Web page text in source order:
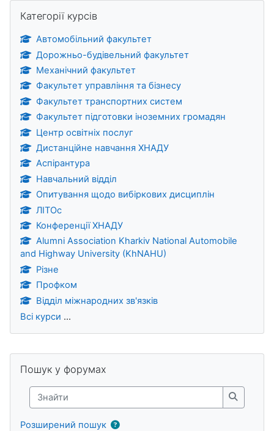
Категорії курсів
Автомобільний факультет
Дорожньо-будівельний факультет
Механічний факультет
Факультет управління та бізнесу
Факультет транспортних систем
Факультет підготовки іноземних громадян
Центр освітніх послуг
Дистанційне навчання ХНАДУ
Аспірантура
Навчальний відділ
Опитування щодо вибіркових дисциплін
ЛІТОс
Конференції ХНАДУ
Alumni Association Kharkiv National Automobile
and Highway University (KhNAHU)
Різне
Профком
Відділ міжнародних зв'язків
Всі курси ...
Блоки
Пошук у форумах
Знайти
Знайти
Розширений пошук